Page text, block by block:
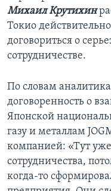
Михаил Крутихин
Токио
договориться о
сотрудничестве.
По словам
договоренность о
Японской
газу и металлам
компанией: «Тут
сотрудничества,
когда-то